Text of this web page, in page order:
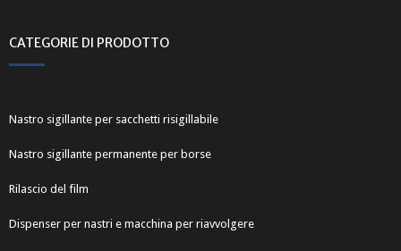
CATEGORIE DI PRODOTTO
Nastro sigillante per sacchetti risigillabile
Nastro sigillante permanente per borse
Rilascio del film
Dispenser per nastri e macchina per riavvolgere